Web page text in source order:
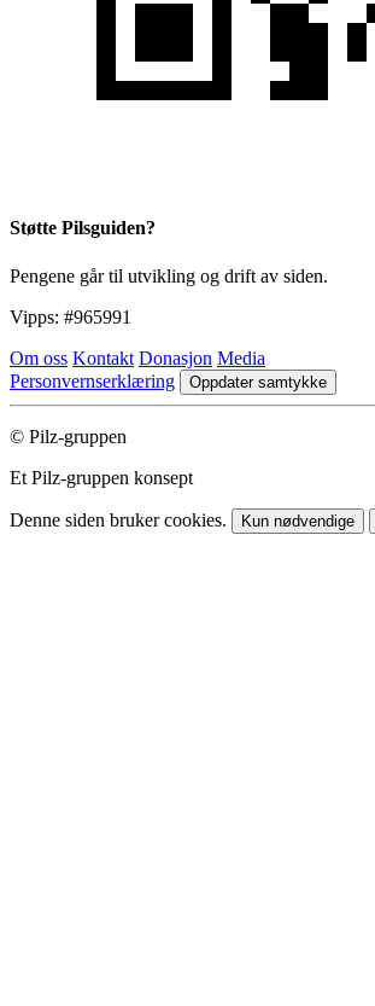
Støtte Pilsguiden?
Pengene går til utvikling og drift av siden.
Vipps: #965991
Om oss Kontakt Donasjon Media
Personvernserklæring
Oppdater samtykke
© Pilz-gruppen
Et Pilz-gruppen konsept
Denne siden bruker cookies. Kun nødvendige